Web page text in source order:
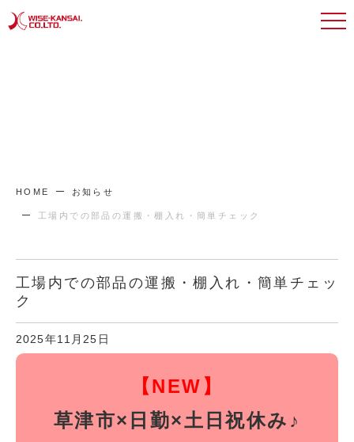
HOME お知らせ
工場内での部品の運搬・棚入れ・簡単チェック
工場内での部品の運搬・棚入れ・簡単チェッ
ク
2025年11月25日
【NEW】
草津市×日勤×土日祝休み♪